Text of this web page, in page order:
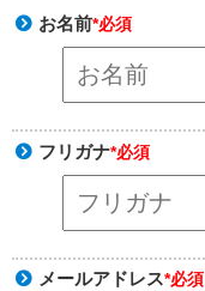
お名前*必須
フリガナ*必須
メールアドレス*必須